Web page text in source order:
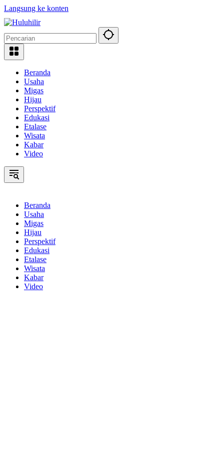
Langsung ke konten
Beranda
Usaha
Migas
Hijau
Perspektif
Edukasi
Etalase
Wisata
Kabar
Video
Beranda
Usaha
Migas
Hijau
Perspektif
Edukasi
Etalase
Wisata
Kabar
Video